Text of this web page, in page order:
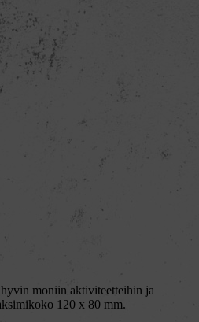
moniin aktiviteetteihin ja
120 x 80 mm.